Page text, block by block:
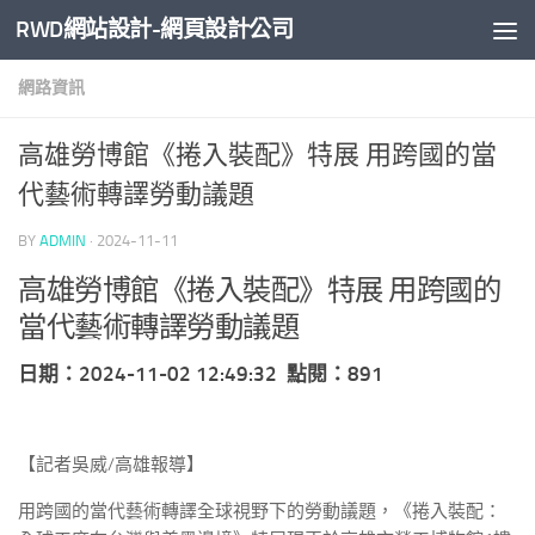
Skip to content
RWD網站設計-網頁設計公司
網路資訊
高雄勞博館《捲入裝配》特展 用跨國的當
代藝術轉譯勞動議題
BY ADMIN · 2024-11-11
高雄勞博館《捲入裝配》特展 用跨國的
當代藝術轉譯勞動議題
日期：2024-11-02 12:49:32 點閱：891
【記者吳威/高雄報導】
用跨國的當代藝術轉譯全球視野下的勞動議題，《捲入裝配：